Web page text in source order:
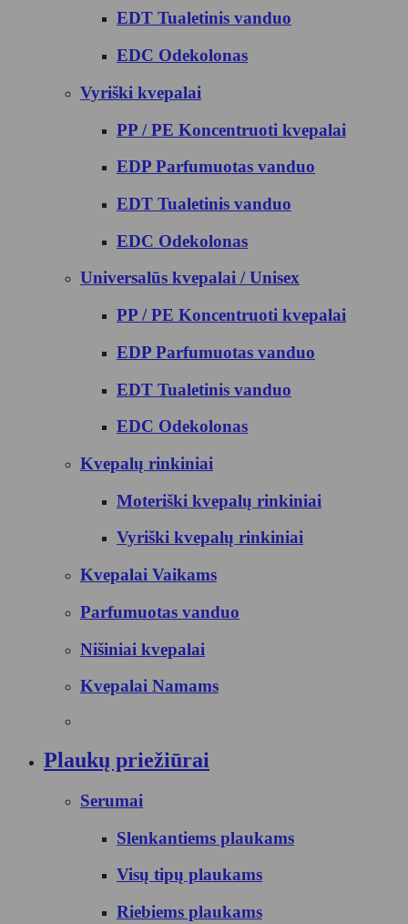
EDT Tualetinis vanduo
EDC Odekolonas
Vyriški kvepalai
PP / PE Koncentruoti kvepalai
EDP Parfumuotas vanduo
EDT Tualetinis vanduo
EDC Odekolonas
Universalūs kvepalai / Unisex
PP / PE Koncentruoti kvepalai
EDP Parfumuotas vanduo
EDT Tualetinis vanduo
EDC Odekolonas
Kvepalų rinkiniai
Moteriški kvepalų rinkiniai
Vyriški kvepalų rinkiniai
Kvepalai Vaikams
Parfumuotas vanduo
Nišiniai kvepalai
Kvepalai Namams
Plaukų priežiūrai
Serumai
Slenkantiems plaukams
Visų tipų plaukams
Riebiems plaukams